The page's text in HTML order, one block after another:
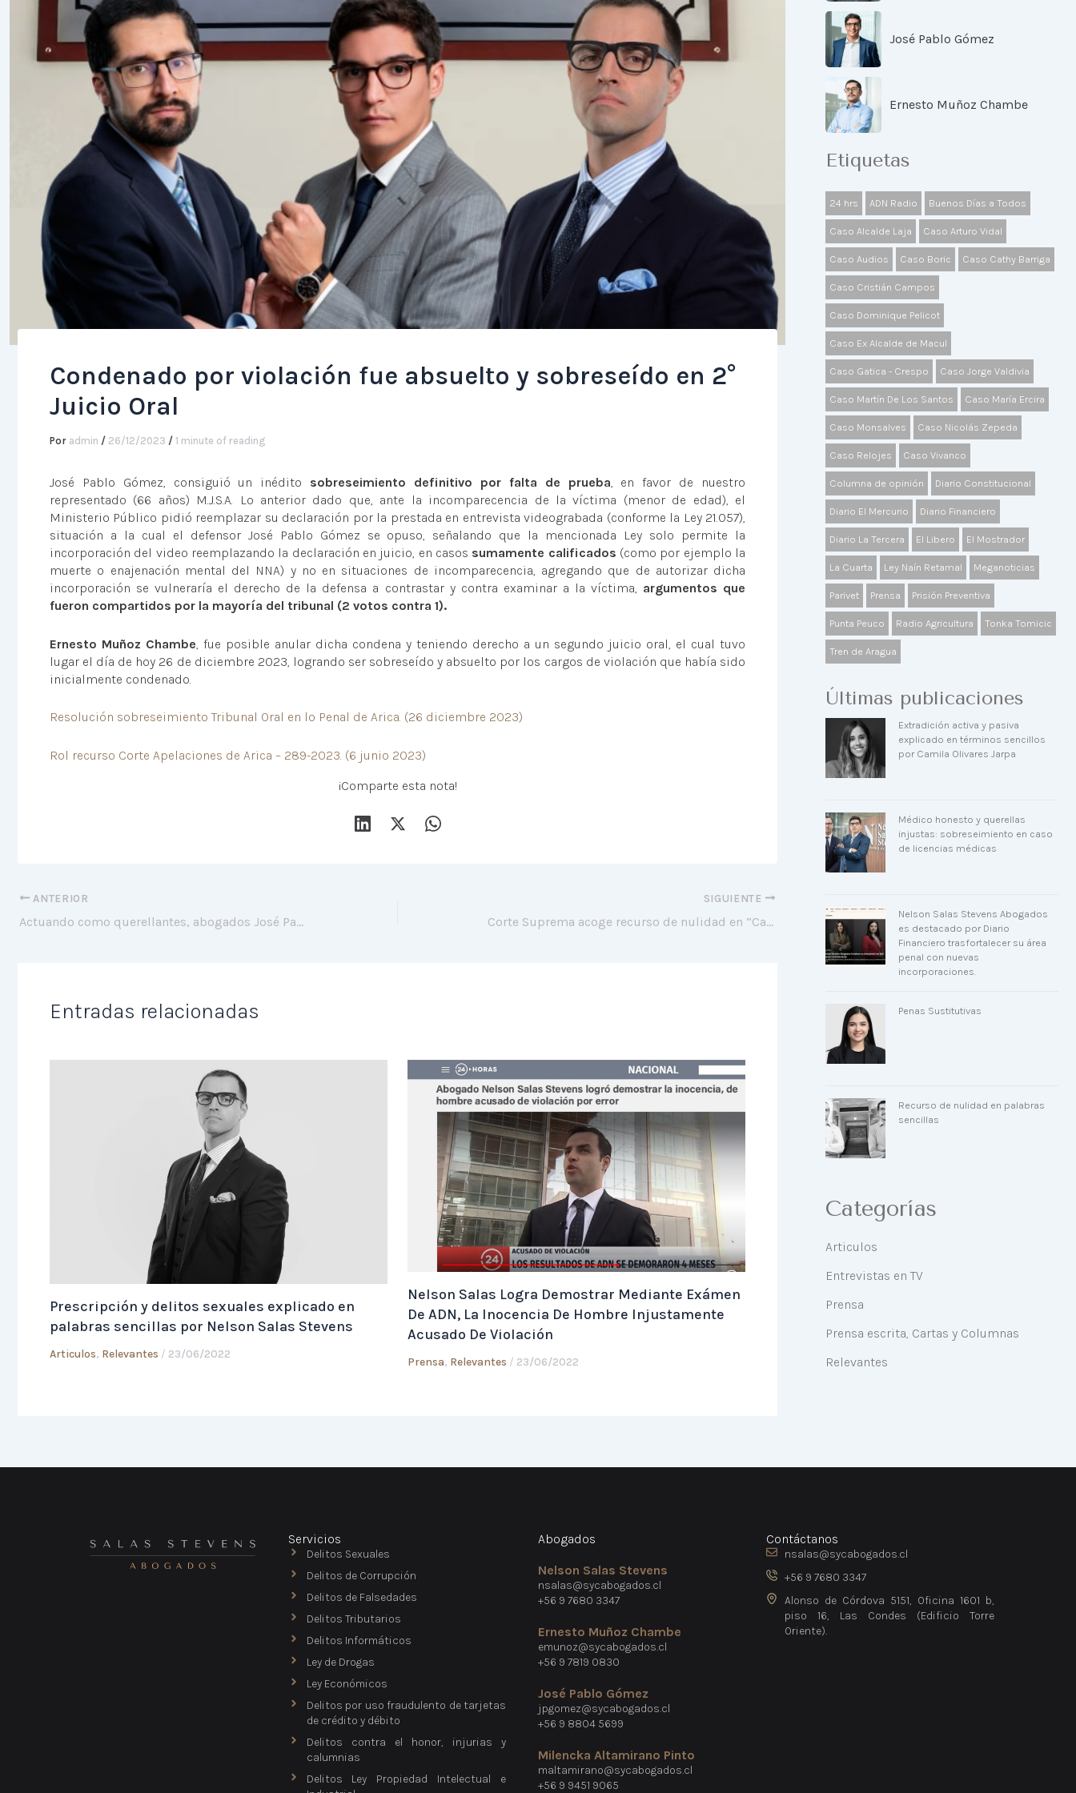
Condenado por violación fue absuelto y sobreseído en 2°
Juicio Oral
Por admin / 26/12/2023 / 1 minute of reading
José Pablo Gómez, consiguió un inédito sobreseimiento definitivo por falta de prueba, en favor de nuestro
representado (66 años) M.J.S.A. Lo anterior dado que, ante la incomparecencia de la víctima (menor de edad), el
Ministerio Público pidió reemplazar su declaración por la prestada en entrevista videograbada (conforme la Ley 21.057),
situación a la cual el defensor José Pablo Gómez se opuso, señalando que la mencionada Ley solo permite la
incorporación del video reemplazando la declaración en juicio, en casos sumamente calificados (como por ejemplo la
muerte o enajenación mental del NNA) y no en situaciones de incomparecencia, agregando que de autorizar dicha
incorporación se vulneraría el derecho de la defensa a contrastar y contra examinar a la víctima, argumentos que
fueron compartidos por la mayoría del tribunal (2 votos contra 1).
Ernesto Muñoz Chambe , fue posible anular dicha condena y teniendo derecho a un segundo juicio oral, el cual tuvo
lugar el día de hoy 26 de diciembre 2023, logrando ser sobreseído y absuelto por los cargos de violación que había sido
inicialmente condenado.
Resolución sobreseimiento Tribunal Oral en lo Penal de Arica. (26 diciembre 2023)
Rol recurso Corte Apelaciones de Arica – 289-2023. (6 junio 2023)
¡Comparte esta nota!
ANTERIOR
Actuando como querellantes, abogados José Pablo Gómez Celis y Ernesto Muñoz Chambe, consiguen Condena en juicio de violación en contra de víctima mayor de 18 años. Noviembre 2023
SIGUIENTE
Corte Suprema acoge recurso de nulidad en “Caso Vivanco”
Entradas relacionadas
Prescripción y delitos sexuales explicado en
palabras sencillas por Nelson Salas Stevens
Articulos, Relevantes / 23/06/2022
Nelson Salas Logra Demostrar Mediante Exámen
De ADN, La Inocencia De Hombre Injustamente
Acusado De Violación
Prensa, Relevantes / 23/06/2022
José Pablo Gómez
Ernesto Muñoz Chambe
Etiquetas
24 hrs ADN Radio Buenos Días a Todos
Caso Alcalde Laja Caso Arturo Vidal
Caso Audios Caso Boric Caso Cathy Barriga
Caso Cristián Campos
Caso Dominique Pelicot
Caso Ex Alcalde de Macul
Caso Gatica - Crespo Caso Jorge Valdivia
Caso Martín De Los Santos Caso María Ercira
Caso Monsalves Caso Nicolás Zepeda
Caso Relojes Caso Vivanco
Columna de opinión Diario Constitucional
Diario El Mercurio Diario Financiero
Diario La Tercera El Libero El Mostrador
La Cuarta Ley Naín Retamal Meganoticias
Parivet Prensa Prisión Preventiva
Punta Peuco Radio Agricultura Tonka Tomicic
Tren de Aragua
Últimas publicaciones
Extradición activa y pasiva
explicado en términos sencillos
por Camila Olivares Jarpa
Médico honesto y querellas
injustas: sobreseimiento en caso
de licencias médicas
Nelson Salas Stevens Abogados
es destacado por Diario
Financiero trasfortalecer su área
penal con nuevas
incorporaciones.
Penas Sustitutivas
Recurso de nulidad en palabras
sencillas
Categorías
Articulos
Entrevistas en TV
Prensa
Prensa escrita, Cartas y Columnas
Relevantes
Servicios
Delitos Sexuales
Delitos de Corrupción
Delitos de Falsedades
Delitos Tributarios
Delitos Informáticos
Ley de Drogas
Ley Económicos
Delitos por uso fraudulento de tarjetas
de crédito y débito
Delitos contra el honor, injurias y
calumnias
Delitos Ley Propiedad Intelectual e
Abogados
Nelson Salas Stevens
nsalas@sycabogados.cl
+56 9 7680 3347
Ernesto Muñoz Chambe
emunoz@sycabogados.cl
+56 9 7819 0830
José Pablo Gómez
jpgomez@sycabogados.cl
+56 9 8804 5699
Milencka Altamirano Pinto
maltamirano@sycabogados.cl
+56 9 9451 9065
Contáctanos
nsalas@sycabogados.cl
+56 9 7680 3347
Alonso de Córdova 5151, Oficina 1601 b,
piso 16, Las Condes (Edificio Torre
Oriente).